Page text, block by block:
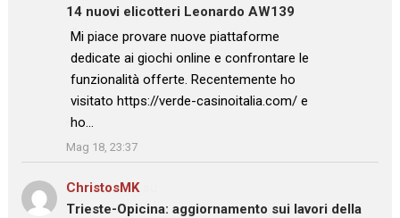
14 nuovi elicotteri Leonardo AW139
: “Mi piace provare nuove piattaforme
dedicate ai giochi online e confrontare le
funzionalità offerte. Recentemente ho
visitato https://verde-casinoitalia.com/ e
ho…
”
Mag 18, 23:37
ChristosMKsu
Trieste-Opicina: aggiornamento sui lavori della